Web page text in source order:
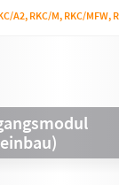
A2, RKC/M, RKC/MFW,